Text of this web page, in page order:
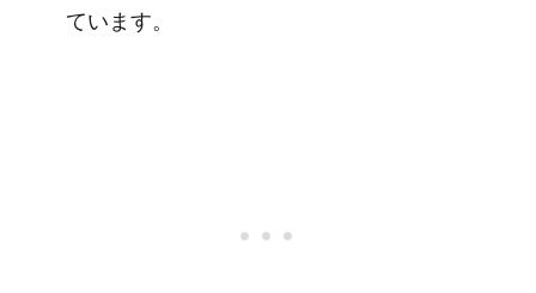
ています。